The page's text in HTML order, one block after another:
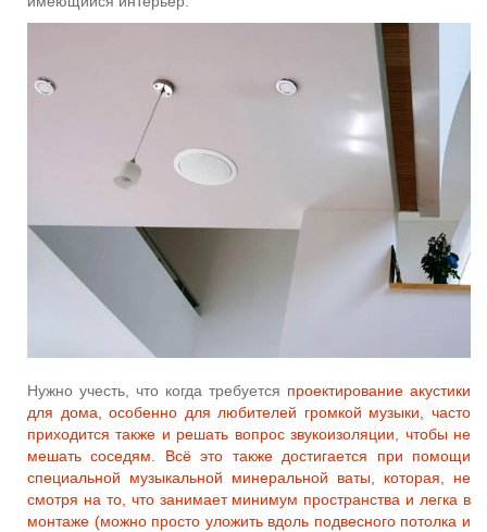
Нужно учесть, что когда требуется проектирование акустики
для дома, особенно для любителей громкой музыки, часто
приходится также и решать вопрос звукоизоляции, чтобы не
мешать соседям. Всё это также достигается при помощи
специальной музыкальной минеральной ваты, которая, не
смотря на то, что занимает минимум пространства и легка в
монтаже (можно просто уложить вдоль подвесного потолка и